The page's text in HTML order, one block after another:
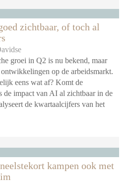
zichtbaar, of toch al
groei in Q2 is nu bekend, maar
op de arbeidsmarkt.
eens wat af? Komt de
de impact van AI al zichtbaar in de
de kwartaalcijfers van het
kampen ook met